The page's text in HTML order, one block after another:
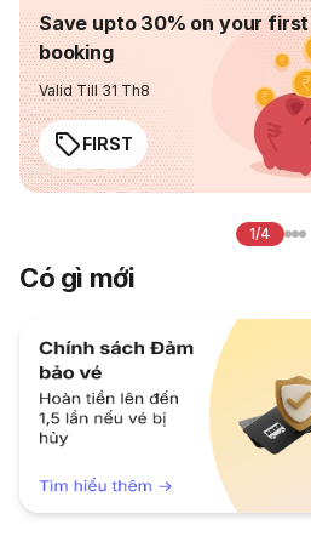
Save upto 30% on your first
booking
Valid Till 31 Th8
FIRST
1/4
Có gì mới